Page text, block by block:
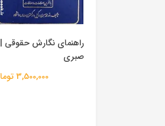
راهنمای نگارش حقوقی |
صبری
3,500,000 تومان